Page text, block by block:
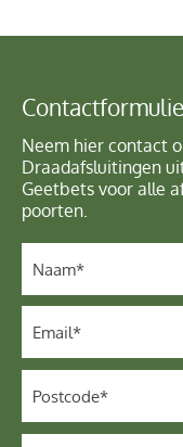
Neem hier contact
Draadafsluitingen
Geetbets voor alle
poorten.